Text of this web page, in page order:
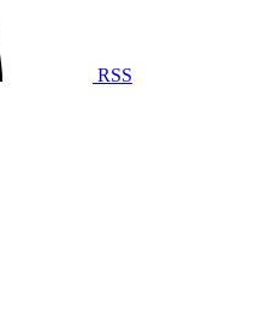
RSS